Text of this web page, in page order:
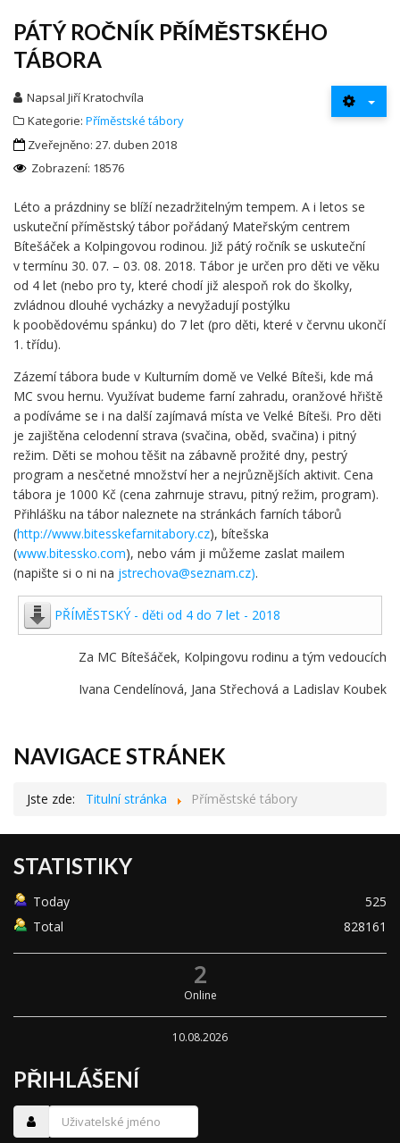
PÁTÝ ROČNÍK PŘÍMĚSTSKÉHO
TÁBORA
NapsalJiří Kratochvíla
Kategorie: Příměstské tábory
Zveřejněno: 27. duben 2018
Zobrazení: 18576
Léto a prázdniny se blíží nezadržitelným tempem. A i letos se
uskuteční příměstský tábor pořádaný Mateřským centrem
Bítešáček a Kolpingovou rodinou. Již pátý ročník se uskuteční
v termínu 30. 07. – 03. 08. 2018. Tábor je určen pro děti ve věku
od 4 let (nebo pro ty, které chodí již alespoň rok do školky,
zvládnou dlouhé vycházky a nevyžadují postýlku
k poobědovému spánku) do 7 let (pro děti, které v červnu ukončí
1. třídu).
Zázemí tábora bude v Kulturním domě ve Velké Bíteši, kde má
MC svou hernu. Využívat budeme farní zahradu, oranžové hřiště
a podíváme se i na další zajímavá místa ve Velké Bíteši. Pro děti
je zajištěna celodenní strava (svačina, oběd, svačina) i pitný
režim. Děti se mohou těšit na zábavně prožité dny, pestrý
program a nesčetné množství her a nejrůznějších aktivit. Cena
tábora je 1000 Kč (cena zahrnuje stravu, pitný režim, program).
Přihlášku na tábor naleznete na stránkách farních táborů
(http://www.bitesskefarnitabory.cz), bítešska
(www.bitessko.com), nebo vám ji můžeme zaslat mailem
(napište si o ni na jstrechova@seznam.cz).
PŘÍMĚSTSKÝ - děti od 4 do 7 let - 2018
Za MC Bítešáček, Kolpingovu rodinu a tým vedoucích
Ivana Cendelínová, Jana Střechová a Ladislav Koubek
NAVIGACE STRÁNEK
Jste zde: Titulní stránka Příměstské tábory
STATISTIKY
Today
525
Total
828161
2
Online
10.08.2026
PŘIHLÁŠENÍ